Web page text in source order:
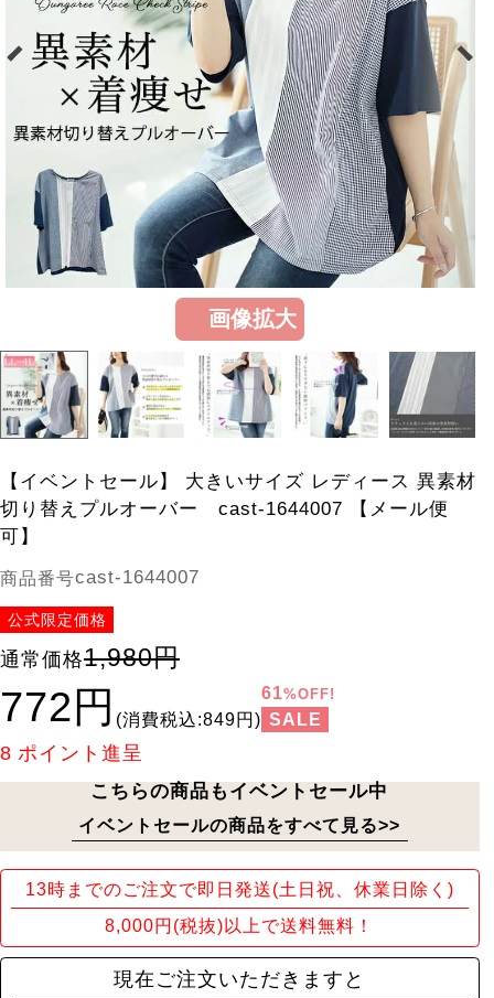
【イベントセール】 大きいサイズ レディース 異素材
切り替えプルオーバー cast-1644007 【メール便
可】
商品番号cast-1644007
公式限定価格
通常価格1,980円
772円 (消費税込:849円)
61%OFF!
SALE
8 ポイント進呈
こちらの商品もイベントセール中
イベントセールの商品をすべて見る>>
13時までのご注文で即日発送(土日祝、休業日除く)
8,000円(税抜)以上で送料無料！
現在ご注文いただきますと
画像拡大